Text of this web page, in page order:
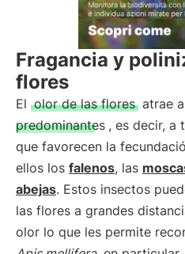
Fragancia y
flores
El olor de las flores atrae
predominantes , es decir, a
que favorecen la
ellos los falenos, las
abejas. Estos insectos
las flores a grandes
olor lo que les permite